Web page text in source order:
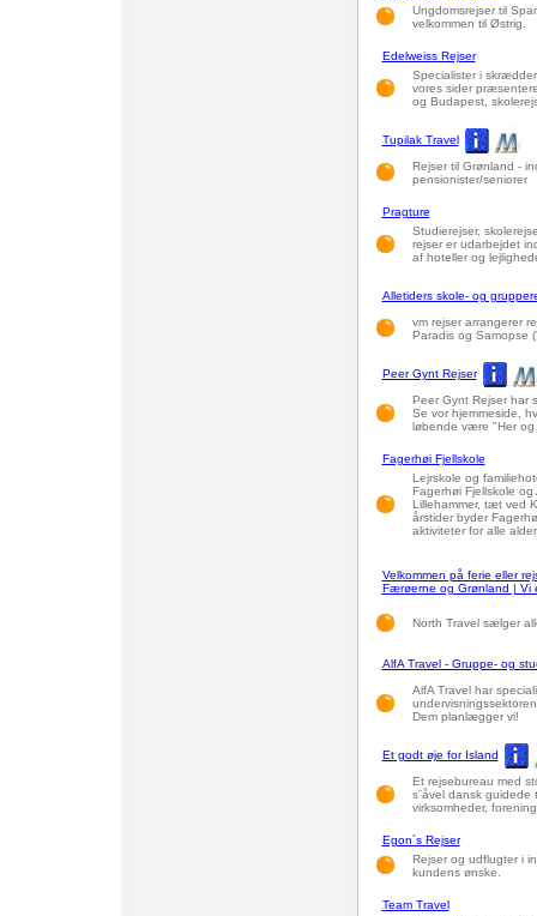
Ungdomsrejser til
velkommen til Østrig.
Edelweiss Rejser
Specialister i
vores sider
og Budapest,
Tupilak Travel
Rejser til Grønland -
pensionister/seniorer
Pragture
Studierejser,
rejser er udarbejdet
af hoteller og
Alletiders skole- og
vm rejser arrangerer
Paradis og Samopse
Peer Gynt Rejser
Peer Gynt Rejser har
Se vor hjemmeside,
løbende være "Her
Fagerhøi Fjellskole
Lejrskole og
Fagerhøi Fjellskole
Lillehammer, tæt ved
årstider byder
aktiviteter for alle
Velkommen på ferie eller
Færøerne og Grønland | Vi
North Travel sælger
AlfA Travel - Gruppe- og
AlfA Travel har
Dem planlægger vi!
Et godt øje for Island
Et rejsebureau med
s¨åvel dansk
virksomheder,
Egon´s Rejser
Rejser og udflugter i
kundens ønske.
Team Travel